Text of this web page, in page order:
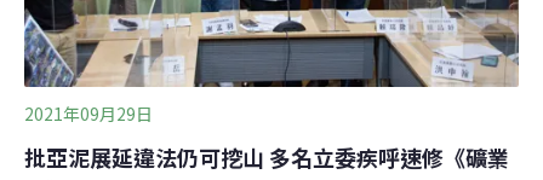
中指出，採礦權20年為一期、可無限次展限，展限申請以
核准為原則的規定，幾乎是「不間斷破壞土地、影
2021年09月29日
批亞泥展延違法仍可挖山 多名立委疾呼速修《礦業